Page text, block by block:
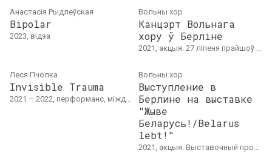
Анастасія Рыдлеўская
Bipolar
2023, відэа
Вольны хор
Канцэрт Вольнага
хору ў Берліне
2021, акцыя. 27 ліпеня прайшоў канцэрт Вольнага хору ў Берліне на возеры Тэгель. Былі выкананы песьні беларускіх музыкаў на вершы Янкі Купалы, Якуба Коласа, Уладзіміра Караткевіча, Алеся Дудара, Уладзіміра Някляева. Усе творы гучалі змешаным хорам a cappella. Заключная частка канцэрта прайшла на вадзе.
Леся Пчолка
Invisible Trauma
2021 – 2022, перформанс, міждысцыплінарны праект, відэа. Инсталляция, перформанс, видео-документация: 20'11"
Вольны хор
Выступление в
Берлине на выставке
"Жыве
Беларусь!/Belarus
lebt!"
2021, акцыя. Выставочный проект "Жыве Беларусь!/Belarus lebt!" про беларусские протесты открылся 23 июня в Берлине – около Бранденбургских ворот.